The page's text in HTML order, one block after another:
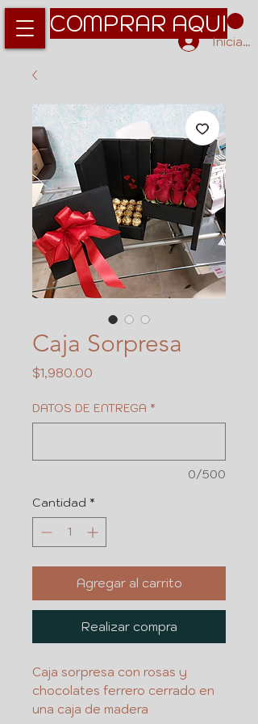
COMPRAR AQUI
Iniciar
Caja Sorpresa
$1,980.00
DATOS DE ENTREGA *
0/500
Cantidad *
Agregar al carrito
Realizar compra
Caja sorpresa con rosas y
chocolates ferrero cerrado en
una caja de madera